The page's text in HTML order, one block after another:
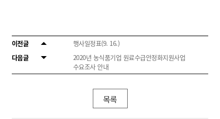
이전글
행사일정표(9. 16.)
다음글
2020년 농식품기업 원료수급안정화지원사업
수요조사 안내
목록